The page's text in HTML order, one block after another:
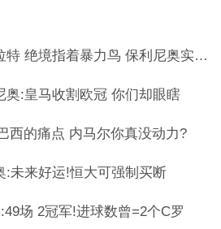
顺境看阿兰逆境有高拉特 绝境指着暴力鸟 保利尼奥实力打脸质疑者
奥:皇马收割欧冠 你们却眼瞎
西的痛点 内马尔你真没动力?
:未来好运!恒大可强制买断
场 2冠军!进球数曾=2个C罗